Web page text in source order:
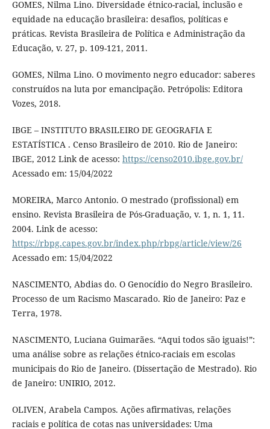
GOMES, Nilma Lino. Diversidade étnico-racial, inclusão e
equidade na educação brasileira: desafios, políticas e
práticas. Revista Brasileira de Política e Administração da
Educação, v. 27, p. 109-121, 2011.
GOMES, Nilma Lino. O movimento negro educador: saberes
construídos na luta por emancipação. Petrópolis: Editora
Vozes, 2018.
IBGE – INSTITUTO BRASILEIRO DE GEOGRAFIA E
ESTATÍSTICA . Censo Brasileiro de 2010. Rio de Janeiro:
IBGE, 2012 Link de acesso: https://censo2010.ibge.gov.br/
Acessado em: 15/04/2022
MOREIRA, Marco Antonio. O mestrado (profissional) em
ensino. Revista Brasileira de Pós-Graduação, v. 1, n. 1, 11.
2004. Link de acesso:
https://rbpg.capes.gov.br/index.php/rbpg/article/view/26
Acessado em: 15/04/2022
NASCIMENTO, Abdias do. O Genocídio do Negro Brasileiro.
Processo de um Racismo Mascarado. Rio de Janeiro: Paz e
Terra, 1978.
NASCIMENTO, Luciana Guimarães. “Aqui todos são iguais!”:
uma análise sobre as relações étnico-raciais em escolas
municipais do Rio de Janeiro. (Dissertação de Mestrado). Rio
de Janeiro: UNIRIO, 2012.
OLIVEN, Arabela Campos. Ações afirmativas, relações
raciais e política de cotas nas universidades: Uma